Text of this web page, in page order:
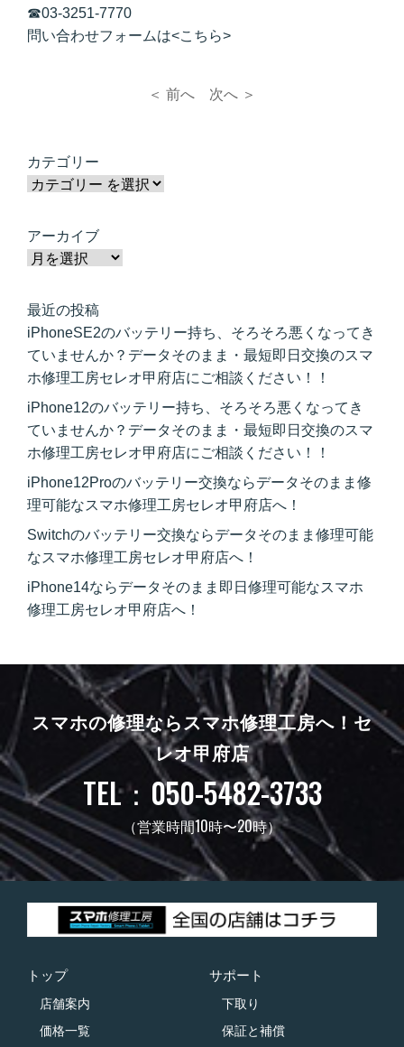
☎03-3251-7770
問い合わせフォームは<こちら>
＜ 前へ 次へ ＞
カテゴリー
アーカイブ
最近の投稿
iPhoneSE2のバッテリー持ち、そろそろ悪くなってき
ていませんか？データそのまま・最短即日交換のスマ
ホ修理工房セレオ甲府店にご相談ください！！
iPhone12のバッテリー持ち、そろそろ悪くなってき
ていませんか？データそのまま・最短即日交換のスマ
ホ修理工房セレオ甲府店にご相談ください！！
iPhone12Proのバッテリー交換ならデータそのまま修
理可能なスマホ修理工房セレオ甲府店へ！
Switchのバッテリー交換ならデータそのまま修理可能
なスマホ修理工房セレオ甲府店へ！
iPhone14ならデータそのまま即日修理可能なスマホ
修理工房セレオ甲府店へ！
スマホの修理ならスマホ修理工房へ！ セ
レオ甲府店
TEL：050-5482-3733
（営業時間10時〜20時）
トップ
店舗案内
価格一覧
サポート
下取り
保証と補償